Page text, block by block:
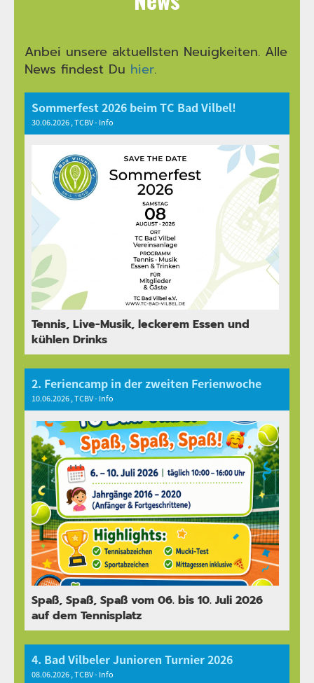
Anbei unsere aktuellsten Neuigkeiten. Alle
News findest Du hier.
Sommerfest 2026 beim TC Bad Vilbel!
30.06.2026, TCBV - Info
Tennis, Live-Musik, leckerem Essen und
kühlen Drinks
2. Feriencamp in der zweiten Ferienwoche
10.06.2026, TCBV - Info
Spaß, Spaß, Spaß vom 06. bis 10. Juli 2026
auf dem Tennisplatz
4. Bad Vilbeler Junioren Turnier 2026
08.06.2026, TCBV - Info